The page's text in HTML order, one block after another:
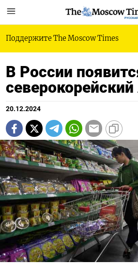
Поддержите The Moscow Times
В России
20.12.2024